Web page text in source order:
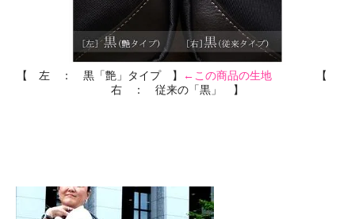
【 左 ： 黒「艶」タイプ 】 ←この商品の生地 【
右 ： 従来の「黒」 】